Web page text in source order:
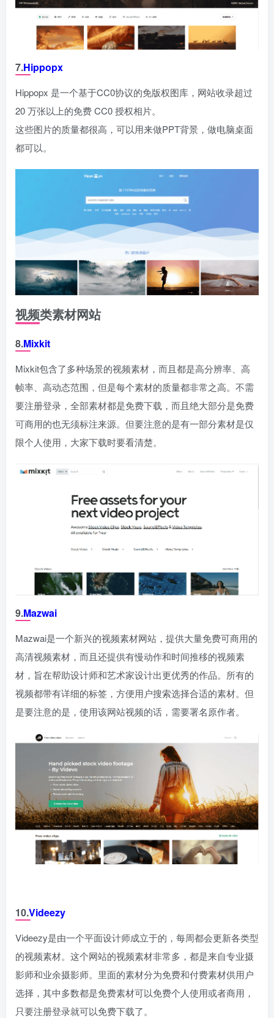
7.Hippopx
Hippopx 是一个基于CC0协议的免版权图库，网站收录超过
20 万张以上的免费 CC0 授权相片。
这些图片的质量都很高，可以用来做PPT背景，做电脑桌面
都可以。
视频类素材网站
8.Mixkit
Mixkit包含了多种场景的视频素材，而且都是高分辨率、高
帧率、高动态范围，但是每个素材的质量都非常之高。不需
要注册登录，全部素材都是免费下载，而且绝大部分是免费
可商用的也无须标注来源。但要注意的是有一部分素材是仅
限个人使用，大家下载时要看清楚。
9.Mazwai
Mazwai是一个新兴的视频素材网站，提供大量免费可商用的
高清视频素材，而且还提供有慢动作和时间推移的视频素
材，旨在帮助设计师和艺术家设计出更优秀的作品。所有的
视频都带有详细的标签，方便用户搜索选择合适的素材。但
是要注意的是，使用该网站视频的话，需要署名原作者。
10.Videezy
Videezy是由一个平面设计师成立于的，每周都会更新各类型
的视频素材。这个网站的视频素材非常多，都是来自专业摄
影师和业余摄影师。里面的素材分为免费和付费素材供用户
选择，其中多数都是免费素材可以免费个人使用或者商用，
只要注册登录就可以免费下载了。